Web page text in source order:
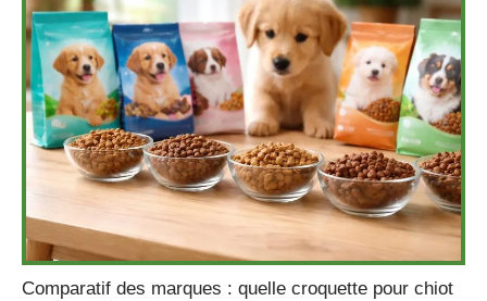
Comparatif des marques : quelle croquette pour chiot